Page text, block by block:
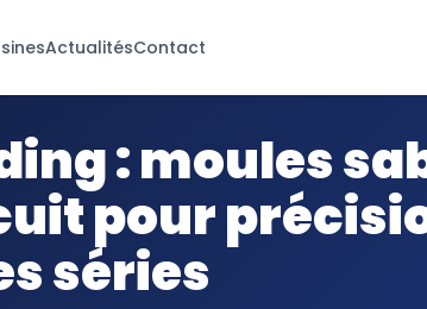
ActualitésContact
: moules
pour
séries